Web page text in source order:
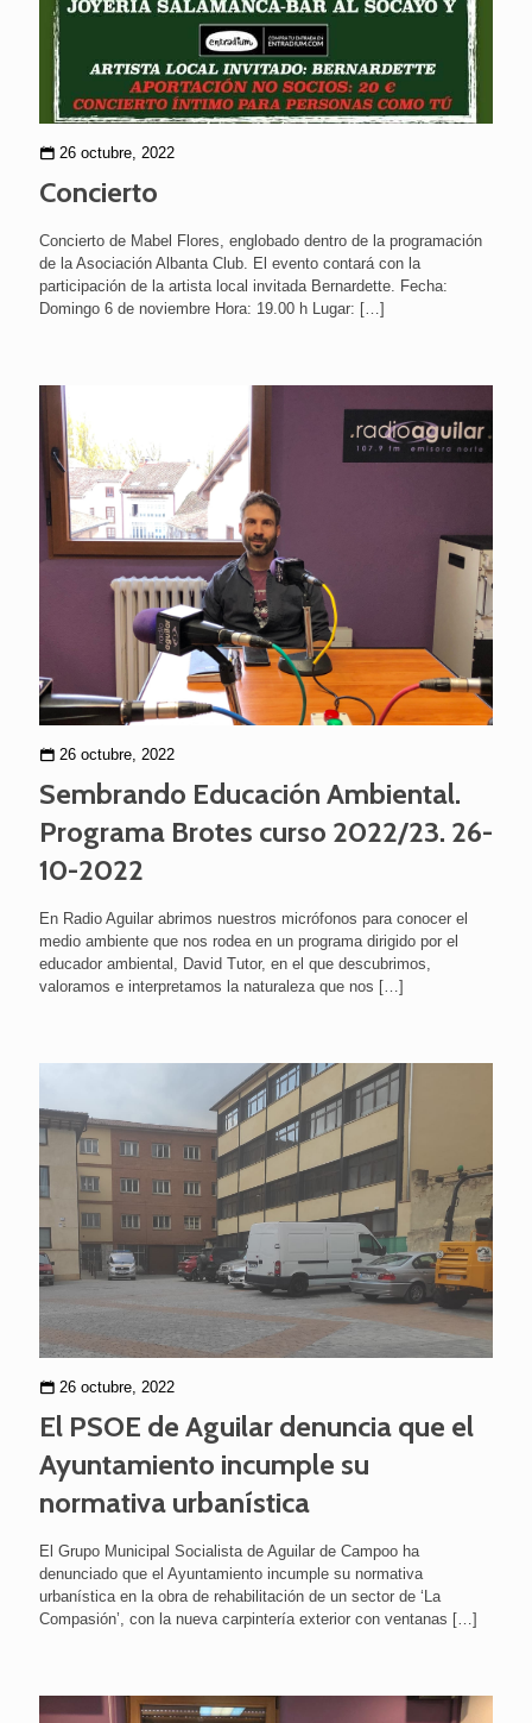
26 octubre, 2022
Concierto
Concierto de Mabel Flores, englobado dentro de la programación
de la Asociación Albanta Club. El evento contará con la
participación de la artista local invitada Bernardette. Fecha:
Domingo 6 de noviembre Hora: 19.00 h Lugar: […]
26 octubre, 2022
Sembrando Educación Ambiental.
Programa Brotes curso 2022/23. 26-
10-2022
En Radio Aguilar abrimos nuestros micrófonos para conocer el
medio ambiente que nos rodea en un programa dirigido por el
educador ambiental, David Tutor, en el que descubrimos,
valoramos e interpretamos la naturaleza que nos […]
26 octubre, 2022
El PSOE de Aguilar denuncia que el
Ayuntamiento incumple su
normativa urbanística
El Grupo Municipal Socialista de Aguilar de Campoo ha
denunciado que el Ayuntamiento incumple su normativa
urbanística en la obra de rehabilitación de un sector de ‘La
Compasión’, con la nueva carpintería exterior con ventanas […]